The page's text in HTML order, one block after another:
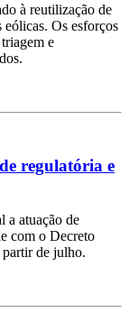
à reutilização de
eólicas. Os esforços
e
regulatória e
a atuação de
com o Decreto
partir de julho.